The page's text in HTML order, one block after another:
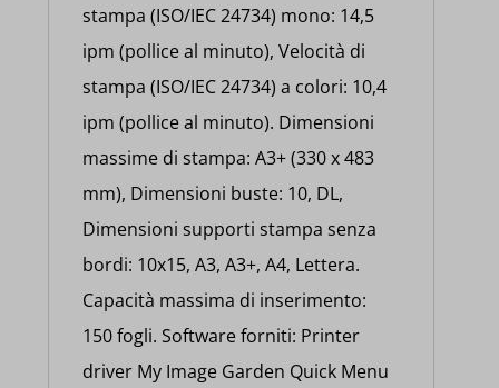
stampa (ISO/IEC 24734) mono: 14,5
ipm (pollice al minuto), Velocità di
stampa (ISO/IEC 24734) a colori: 10,4
ipm (pollice al minuto). Dimensioni
massime di stampa: A3+ (330 x 483
mm), Dimensioni buste: 10, DL,
Dimensioni supporti stampa senza
bordi: 10x15, A3, A3+, A4, Lettera.
Capacità massima di inserimento:
150 fogli. Software forniti: Printer
driver My Image Garden Quick Menu